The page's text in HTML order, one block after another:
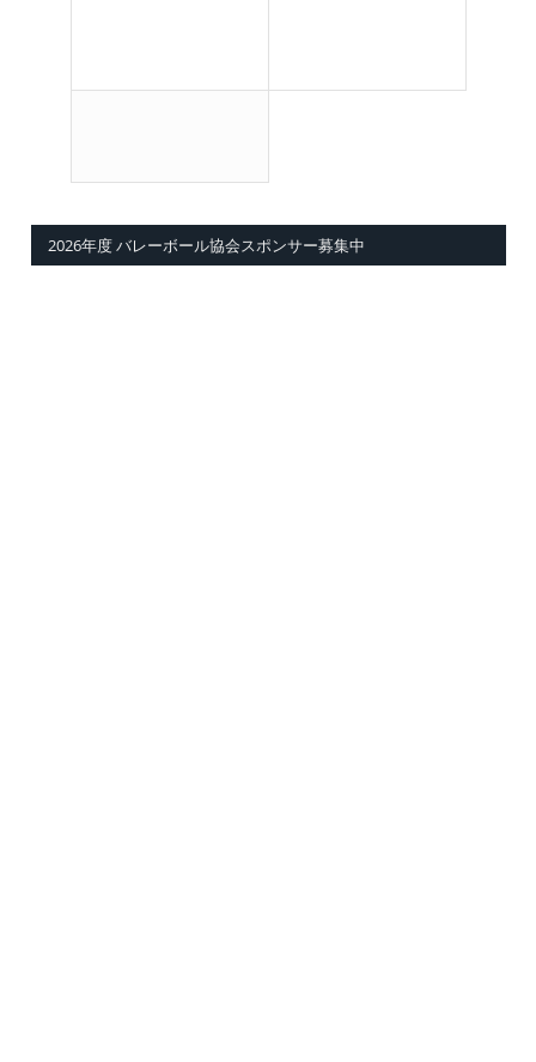
2026年度 バレーボール協会スポンサー募集中